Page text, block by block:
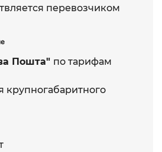
перевозчиком
Пошта" по тарифам